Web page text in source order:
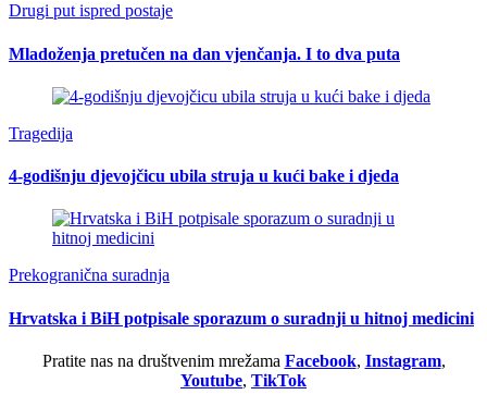
Drugi put ispred postaje
Mladoženja pretučen na dan vjenčanja. I to dva puta
Tragedija
4-godišnju djevojčicu ubila struja u kući bake i djeda
Prekogranična suradnja
Hrvatska i BiH potpisale sporazum o suradnji u hitnoj medicini
Pratite nas na društvenim mrežama Facebook, Instagram,
Youtube, TikTok